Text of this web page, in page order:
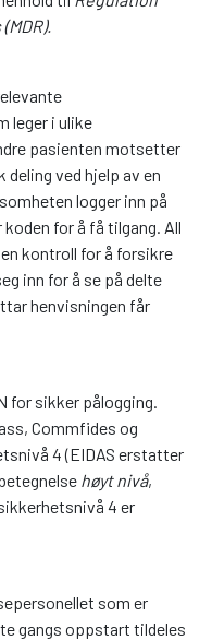
leger i ulike
pasienten motsetter
ved hjelp av en
logger inn på
koden for å få tilgang. All
kontroll for å forsikre
inn for å se på delte
henvisningen får
for sikker pålogging.
Commfides og
4 (EIDAS erstatter
høyt nivå,
4 er
som er
gangs oppstart tildeles